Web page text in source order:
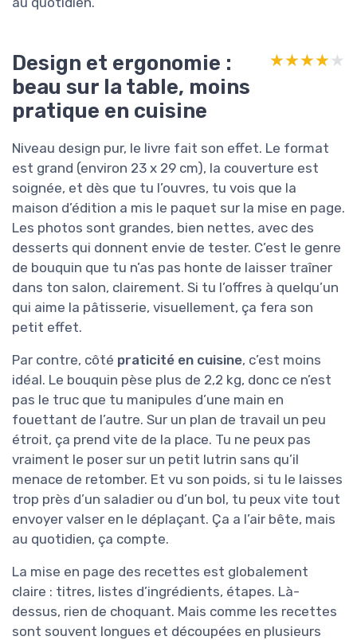
Design et ergonomie :
beau sur la table, moins
pratique en cuisine
★★★★★
★★★★★
Niveau design pur, le livre fait son effet. Le format
est grand (environ 23 x 29 cm), la couverture est
soignée, et dès que tu l’ouvres, tu vois que la
maison d’édition a mis le paquet sur la mise en page.
Les photos sont grandes, bien nettes, avec des
desserts qui donnent envie de tester. C’est le genre
de bouquin que tu n’as pas honte de laisser traîner
dans ton salon, clairement. Si tu l’offres à quelqu’un
qui aime la pâtisserie, visuellement, ça fera son
petit effet.
Par contre, côté praticité en cuisine, c’est moins
idéal. Le bouquin pèse plus de 2,2 kg, donc ce n’est
pas le truc que tu manipules d’une main en
fouettant de l’autre. Sur un plan de travail un peu
étroit, ça prend vite de la place. Tu ne peux pas
vraiment le poser sur un petit lutrin sans qu’il
menace de retomber. Et vu son poids, si tu le laisses
trop près d’un saladier ou d’un bol, tu peux vite tout
envoyer valser en le déplaçant. Ça a l’air bête, mais
au quotidien, ça compte.
La mise en page des recettes est globalement
claire : titres, listes d’ingrédients, étapes. Là-
dessus, rien de choquant. Mais comme les recettes
sont souvent longues et découpées en plusieurs